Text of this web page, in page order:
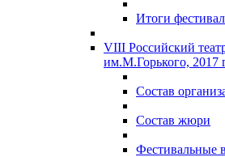
Итоги
VIII Российский
им.М.Горького, 2017
Состав
Состав жюри
Фестивальные